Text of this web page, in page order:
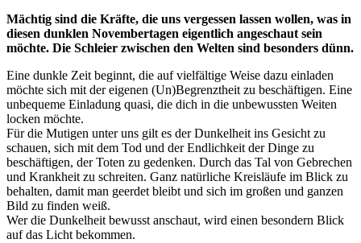
Mächtig sind die Kräfte, die uns vergessen lassen wollen, was in
diesen dunklen Novembertagen eigentlich angeschaut sein
möchte. Die Schleier zwischen den Welten sind besonders dünn.
Eine dunkle Zeit beginnt, die auf vielfältige Weise dazu einladen
möchte sich mit der eigenen (Un)Begrenztheit zu beschäftigen. Eine
unbequeme Einladung quasi, die dich in die unbewussten Weiten
locken möchte.
Für die Mutigen unter uns gilt es der Dunkelheit ins Gesicht zu
schauen, sich mit dem Tod und der Endlichkeit der Dinge zu
beschäftigen, der Toten zu gedenken. Durch das Tal von Gebrechen
und Krankheit zu schreiten. Ganz natürliche Kreisläufe im Blick zu
behalten, damit man geerdet bleibt und sich im großen und ganzen
Bild zu finden weiß.
Wer die Dunkelheit bewusst anschaut, wird einen besondern Blick
auf das Licht bekommen.